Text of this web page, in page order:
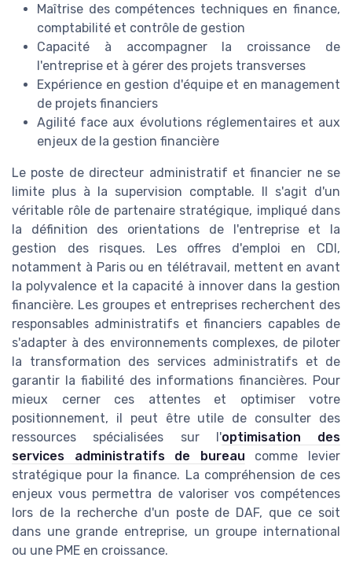
Maîtrise des compétences techniques en finance,
comptabilité et contrôle de gestion
Capacité à accompagner la croissance de
l'entreprise et à gérer des projets transverses
Expérience en gestion d'équipe et en management
de projets financiers
Agilité face aux évolutions réglementaires et aux
enjeux de la gestion financière
Le poste de directeur administratif et financier ne se
limite plus à la supervision comptable. Il s'agit d'un
véritable rôle de partenaire stratégique, impliqué dans
la définition des orientations de l'entreprise et la
gestion des risques. Les offres d'emploi en CDI,
notamment à Paris ou en télétravail, mettent en avant
la polyvalence et la capacité à innover dans la gestion
financière. Les groupes et entreprises recherchent des
responsables administratifs et financiers capables de
s'adapter à des environnements complexes, de piloter
la transformation des services administratifs et de
garantir la fiabilité des informations financières. Pour
mieux cerner ces attentes et optimiser votre
positionnement, il peut être utile de consulter des
ressources spécialisées sur l'optimisation des
services administratifs de bureau comme levier
stratégique pour la finance. La compréhension de ces
enjeux vous permettra de valoriser vos compétences
lors de la recherche d'un poste de DAF, que ce soit
dans une grande entreprise, un groupe international
ou une PME en croissance.